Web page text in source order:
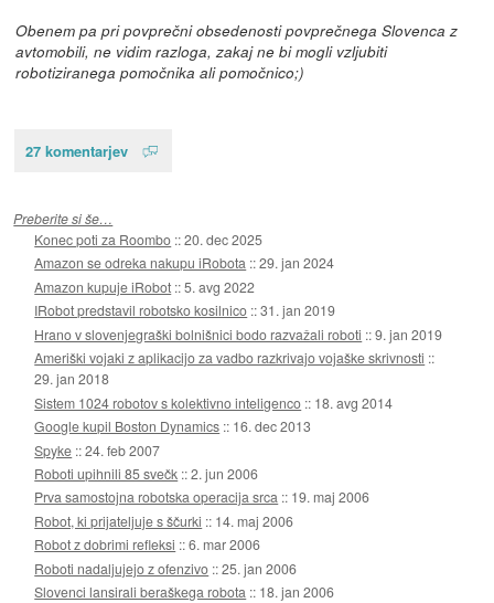
Obenem pa pri povprečni obsedenosti povprečnega Slovenca z
avtomobili, ne vidim razloga, zakaj ne bi mogli vzljubiti
robotiziranega pomočnika ali pomočnico;)
27 komentarjev
Preberite si še…
Konec poti za Roombo ::20. dec 2025
Amazon se odreka nakupu iRobota ::29. jan 2024
Amazon kupuje iRobot ::5. avg 2022
IRobot predstavil robotsko kosilnico ::31. jan 2019
Hrano v slovenjegraški bolnišnici bodo razvažali roboti ::9. jan 2019
Ameriški vojaki z aplikacijo za vadbo razkrivajo vojaške skrivnosti ::
29. jan 2018
Sistem 1024 robotov s kolektivno inteligenco :: 18. avg 2014
Google kupil Boston Dynamics :: 16. dec 2013
Spyke ::24. feb 2007
Roboti upihnili 85 svečk ::2. jun 2006
Prva samostojna robotska operacija srca :: 19. maj 2006
Robot, ki prijateljuje s ščurki :: 14. maj 2006
Robot z dobrimi refleksi ::6. mar 2006
Roboti nadaljujejo z ofenzivo ::25. jan 2006
Slovenci lansirali beraškega robota :: 18. jan 2006